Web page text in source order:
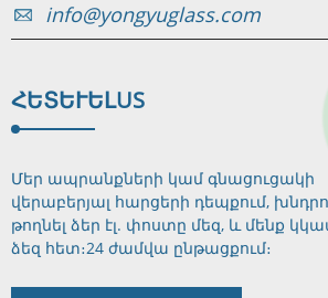
info@yongyuglass.com
ՀԵՏԵՒԵԼ US
Մեր ապրանքների կամ գնացուցակի
վերաբերյալ հարցերի դեպքում,
թողնել ձեր էլ. փոստը մեզ, և մենք
ձեզ հետ։24 ժամվա ընթացքում։